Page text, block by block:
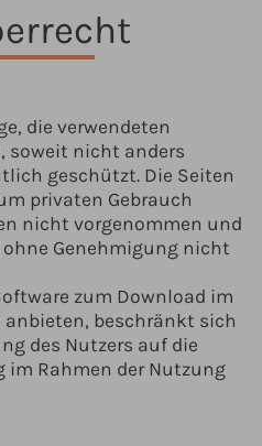
die verwendeten
soweit nicht anders
geschützt. Die Seiten
privaten Gebrauch
nicht vorgenommen und
Genehmigung nicht
zum Download im
anbieten, beschränkt sich
des Nutzers auf die
im Rahmen der Nutzung